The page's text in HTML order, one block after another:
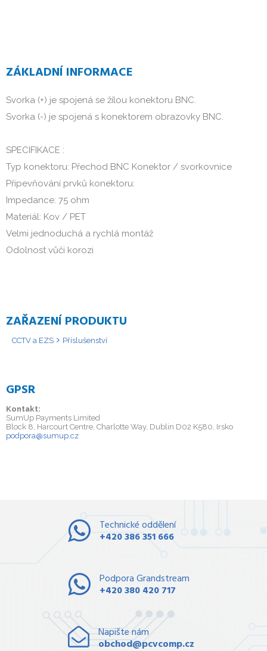
ZÁKLADNÍ INFORMACE
Svorka (+) je spojená se žílou konektoru BNC.
Svorka (-) je spojená s konektorem obrazovky BNC.
SPECIFIKACE :
Typ konektoru: Přechod BNC Konektor / svorkovnice
Připevňování prvků konektoru:
Impedance: 75 ohm
Materiál: Kov / PET
Velmi jednoduchá a rychlá montáž
Odolnost vůči korozi
ZAŘAZENÍ PRODUKTU
CCTV a EZS Příslušenství
GPSR
Kontakt:
SumUp Payments Limited
Block 8, Harcourt Centre, Charlotte Way, Dublin D02 K580, Irsko
podpora@sumup.cz
Technické oddělení
+420 386 351 666
Podpora Grandstream
+420 380 420 717
Napište nám
obchod@pcvcomp.cz